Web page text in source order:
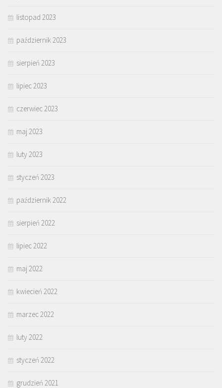
listopad 2023
październik 2023
sierpień 2023
lipiec 2023
czerwiec 2023
maj 2023
luty 2023
styczeń 2023
październik 2022
sierpień 2022
lipiec 2022
maj 2022
kwiecień 2022
marzec 2022
luty 2022
styczeń 2022
grudzień 2021